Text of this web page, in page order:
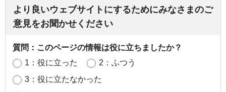
より良いウェブサイトにするためにみなさまのご
意見をお聞かせください
質問：このページの情報は役に立ちましたか？
1：役に立った
2：ふつう
3：役に立たなかった